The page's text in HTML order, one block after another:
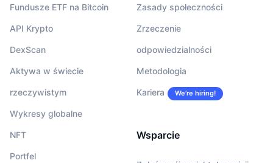
Fundusze ETF na Bitcoin
API Krypto
DexScan
Aktywa w świecie
rzeczywistym
Wykresy globalne
NFT
Portfel
Zasady społeczności
Zrzeczenie
odpowiedzialności
Metodologia
Kariera We’re hiring!
Wsparcie